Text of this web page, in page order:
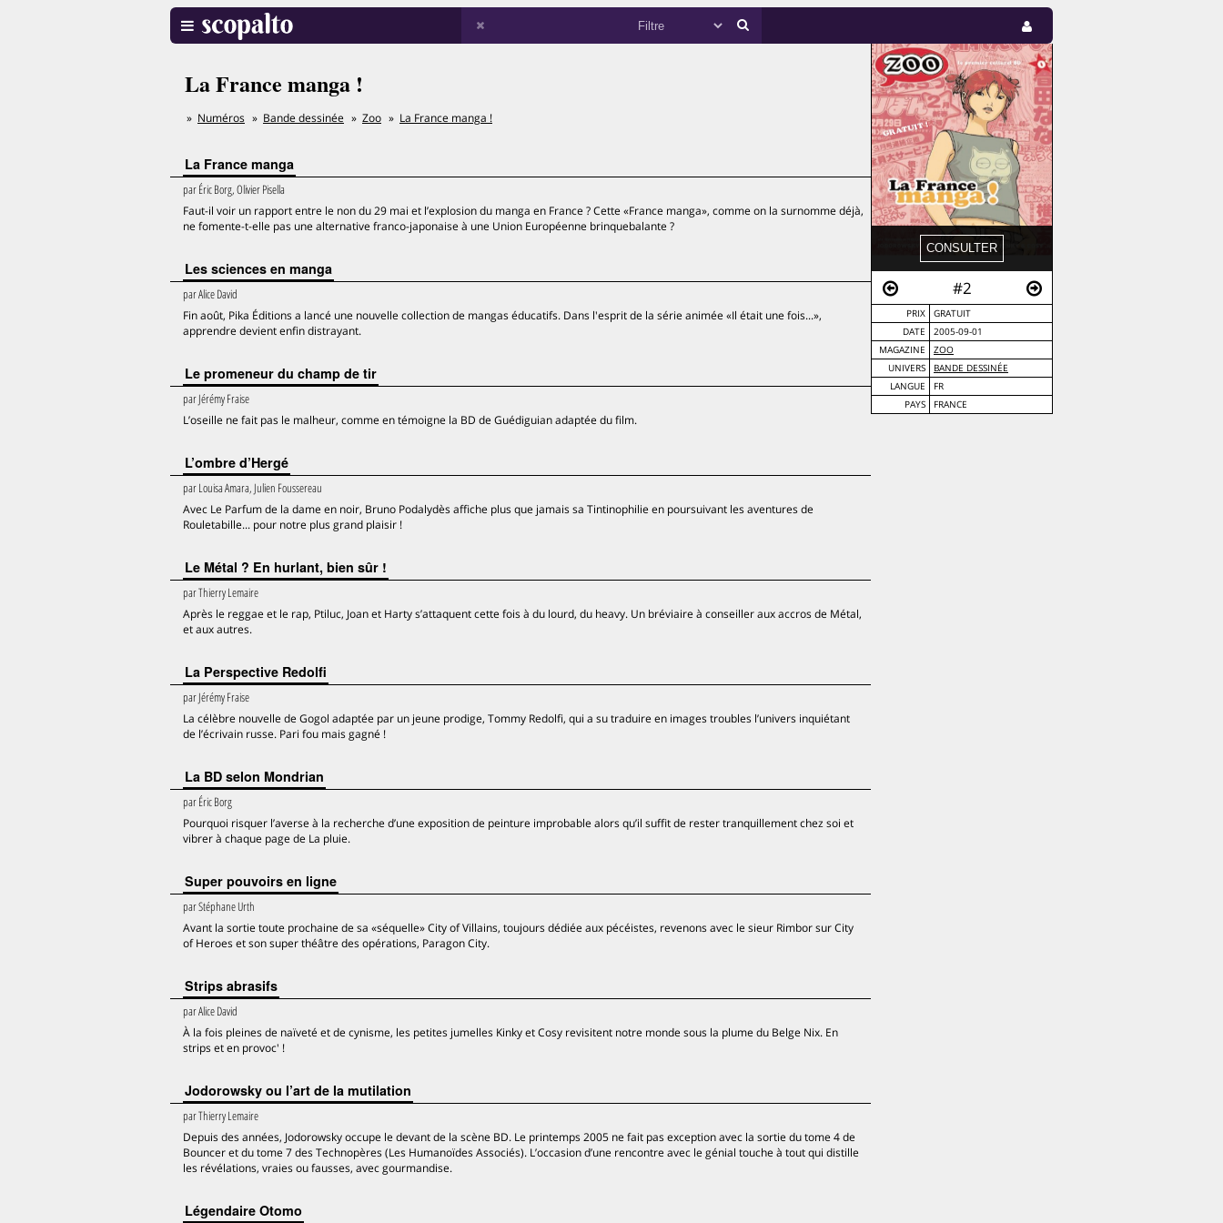
#2
PRIX
GRATUIT
DATE
2005-09-01
MAGAZINE
ZOO
UNIVERS
BANDE DESSINÉE
LANGUE
FR
PAYS
FRANCE
La France manga !
Numéros Bande dessinée Zoo La France manga !
La France manga
parÉric Borg, Olivier Pisella
Faut-il voir un rapport entre le non du 29 mai et l’explosion du manga en France ? Cette «France manga», comme on la surnomme déjà,
ne fomente-t-elle pas une alternative franco-japonaise à une Union Européenne brinquebalante ?
Les sciences en manga
parAlice David
Fin août, Pika Éditions a lancé une nouvelle collection de mangas éducatifs. Dans l'esprit de la série animée «Il était une fois...»,
apprendre devient enfin distrayant.
Le promeneur du champ de tir
parJérémy Fraise
L’oseille ne fait pas le malheur, comme en témoigne la BD de Guédiguian adaptée du film.
L’ombre d’Hergé
parLouisa Amara, Julien Foussereau
Avec Le Parfum de la dame en noir, Bruno Podalydès affiche plus que jamais sa Tintinophilie en poursuivant les aventures de
Rouletabille... pour notre plus grand plaisir !
Le Métal ? En hurlant, bien sûr !
parThierry Lemaire
Après le reggae et le rap, Ptiluc, Joan et Harty s’attaquent cette fois à du lourd, du heavy. Un bréviaire à conseiller aux accros de Métal,
et aux autres.
La Perspective Redolfi
parJérémy Fraise
La célèbre nouvelle de Gogol adaptée par un jeune prodige, Tommy Redolfi, qui a su traduire en images troubles l’univers inquiétant
de l’écrivain russe. Pari fou mais gagné !
La BD selon Mondrian
parÉric Borg
Pourquoi risquer l’averse à la recherche d’une exposition de peinture improbable alors qu’il suffit de rester tranquillement chez soi et
vibrer à chaque page de La pluie.
Super pouvoirs en ligne
parStéphane Urth
Avant la sortie toute prochaine de sa «séquelle» City of Villains, toujours dédiée aux pécéistes, revenons avec le sieur Rimbor sur City
of Heroes et son super théâtre des opérations, Paragon City.
Strips abrasifs
parAlice David
À la fois pleines de naïveté et de cynisme, les petites jumelles Kinky et Cosy revisitent notre monde sous la plume du Belge Nix. En
strips et en provoc' !
Jodorowsky ou l’art de la mutilation
parThierry Lemaire
Depuis des années, Jodorowsky occupe le devant de la scène BD. Le printemps 2005 ne fait pas exception avec la sortie du tome 4 de
Bouncer et du tome 7 des Technopères (Les Humanoïdes Associés). L’occasion d’une rencontre avec le génial touche à tout qui distille
les révélations, vraies ou fausses, avec gourmandise.
Légendaire Otomo